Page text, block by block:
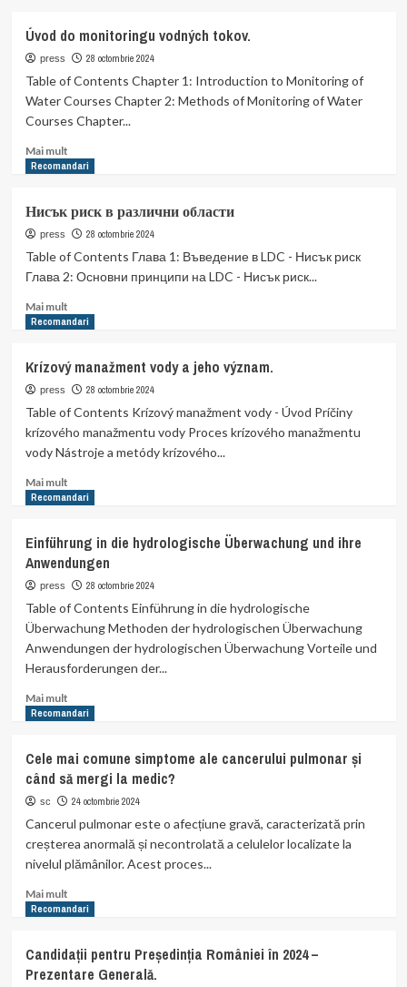
Frumusețea
Deltei
Dunării
Úvod do monitoringu vodných tokov.
press 28 octombrie 2024
Table of Contents Chapter 1: Introduction to Monitoring of
Water Courses Chapter 2: Methods of Monitoring of Water
Courses Chapter...
Mai multRead
more
do
monitoringu
vodných
tokov.
Recomandari
Нисък риск в различни области
press 28 octombrie 2024
Table of Contents Глава 1: Въведение в LDC - Нисък риск
Глава 2: Основни принципи на LDC - Нисък риск...
Mai multRead
more
риск
в
различни
области
Recomandari
Krízový manažment vody a jeho význam.
press 28 octombrie 2024
Table of Contents Krízový manažment vody - Úvod Príčiny
krízového manažmentu vody Proces krízového manažmentu
vody Nástroje a metódy krízového...
Mai multRead
more
manažment
vody
a
jeho
Recomandari
Einführung in die hydrologische Überwachung und ihre
Anwendungen
press 28 octombrie 2024
Table of Contents Einführung in die hydrologische
Überwachung Methoden der hydrologischen Überwachung
Anwendungen der hydrologischen Überwachung Vorteile und
Herausforderungen der...
Mai multRead
more
in
die
hydrologische
Überwachung
und
ihre
Anwendungen
Recomandari
Cele mai comune simptome ale cancerului pulmonar și
când să mergi la medic?
sc 24 octombrie 2024
Cancerul pulmonar este o afecțiune gravă, caracterizată prin
creșterea anormală și necontrolată a celulelor localizate la
nivelul plămânilor. Acest proces...
Mai multRead
more
mai
comune
Recomandari
Candidații pentru Președinția României în 2024 –
Prezentare Generală.